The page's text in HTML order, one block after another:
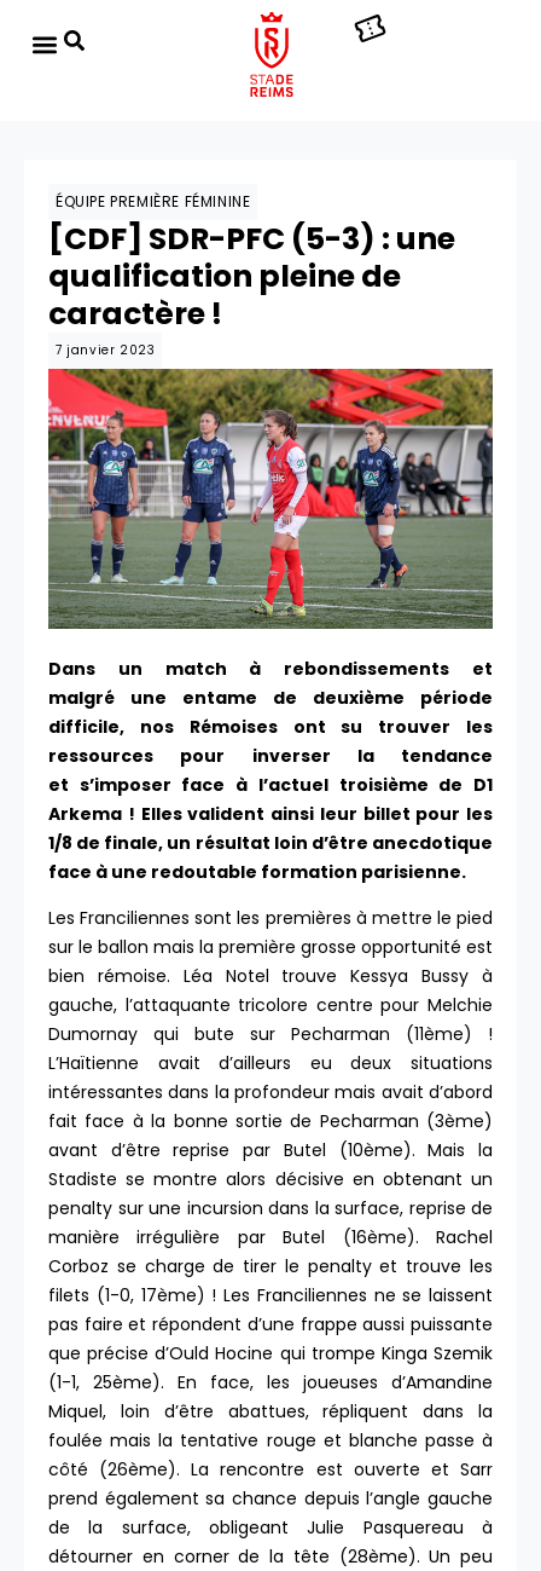
ÉQUIPE PREMIÈRE FÉMININE
[CDF] SDR-PFC (5-3) : une
qualification pleine de
caractère !
7 janvier 2023
Dans un match à rebondissements et
malgré une entame de deuxième période
difficile, nos Rémoises ont su trouver les
ressources pour inverser la tendance
et s’imposer face à l’actuel troisième de D1
Arkema ! Elles valident ainsi leur billet pour les
1/8 de finale, un résultat loin d’être anecdotique
face à une redoutable formation parisienne.
Les Franciliennes sont les premières à mettre le pied
sur le ballon mais la première grosse opportunité est
bien rémoise. Léa Notel trouve Kessya Bussy à
gauche, l’attaquante tricolore centre pour Melchie
Dumornay qui bute sur Pecharman (11ème) !
L’Haïtienne avait d’ailleurs eu deux situations
intéressantes dans la profondeur mais avait d’abord
fait face à la bonne sortie de Pecharman (3ème)
avant d’être reprise par Butel (10ème). Mais la
Stadiste se montre alors décisive en obtenant un
penalty sur une incursion dans la surface, reprise de
manière irrégulière par Butel (16ème). Rachel
Corboz se charge de tirer le penalty et trouve les
filets (1-0, 17ème) ! Les Franciliennes ne se laissent
pas faire et répondent d’une frappe aussi puissante
que précise d’Ould Hocine qui trompe Kinga Szemik
(1-1, 25ème). En face, les joueuses d’Amandine
Miquel, loin d’être abattues, répliquent dans la
foulée mais la tentative rouge et blanche passe à
côté (26ème). La rencontre est ouverte et Sarr
prend également sa chance depuis l’angle gauche
de la surface, obligeant Julie Pasquereau à
détourner en corner de la tête (28ème). Un peu